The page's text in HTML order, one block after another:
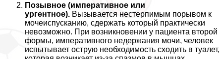
Позывное (императивное или
ургентное). Вызывается нестерпимым порывом к
мочеиспусканию, сдержать который пpaктически
невозможно. При возникновении у пациента второй
формы, императивного недержания мочи, человек
испытывает острую необходимость сходить в туалет,